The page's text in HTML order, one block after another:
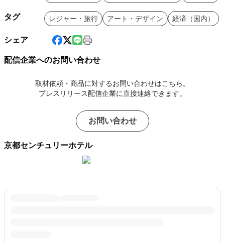
タグ レジャー・旅行 アート・デザイン 経済（国内）
シェア
配信企業へのお問い合わせ
取材依頼・商品に対するお問い合わせはこちら。
プレスリリース配信企業に直接連絡できます。
お問い合わせ
京都センチュリーホテル